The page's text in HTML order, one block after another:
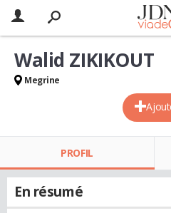
Walid ZIKIKOUT
Megrine
PROFIL
En résumé